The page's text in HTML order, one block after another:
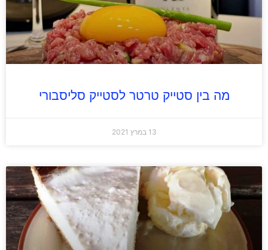
מה בין סטייק טרטר לסטייק סליסבורי
13 במרץ 2021